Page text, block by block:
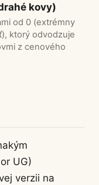
kovy)
od 0 (extrémny
ktorý odvodzuje
z cenového
UG)
verzii na